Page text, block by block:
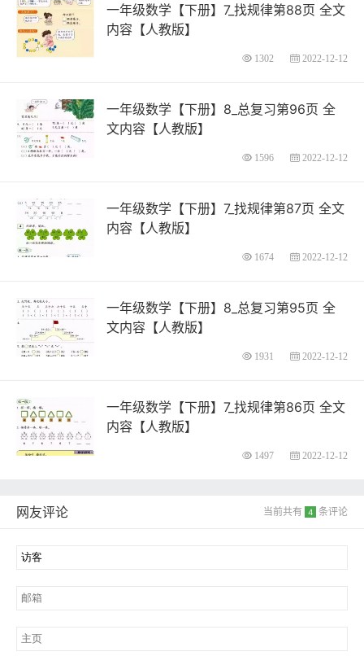
一年级数学【下册】7_找规律第88页 全文
内容【人教版】
1302 2022-12-12
一年级数学【下册】8_总复习第96页 全
文内容【人教版】
1596 2022-12-12
一年级数学【下册】7_找规律第87页 全文
内容【人教版】
1674 2022-12-12
一年级数学【下册】8_总复习第95页 全
文内容【人教版】
1931 2022-12-12
一年级数学【下册】7_找规律第86页 全文
内容【人教版】
1497 2022-12-12
网友评论 当前共有 4 条评论